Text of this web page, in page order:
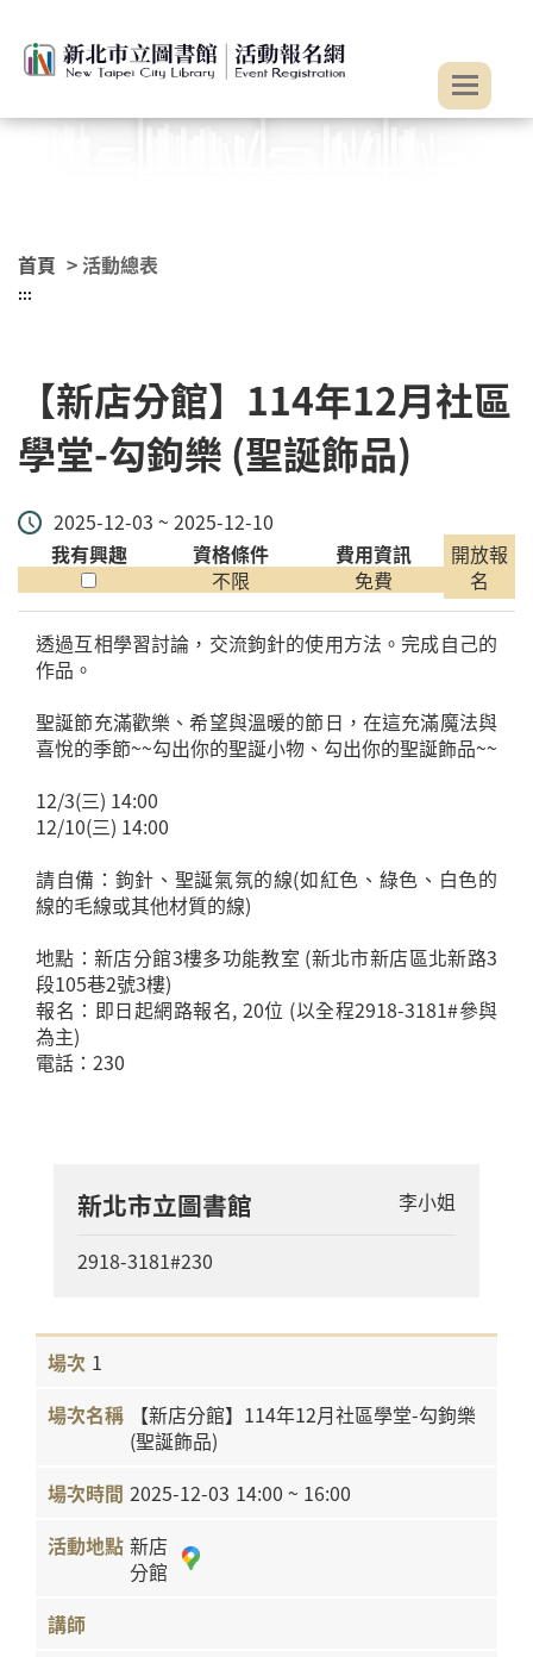
首頁 > 活動總表
:::
【新店分館】114年12月社區
學堂-勾鉤樂 (聖誕飾品)
2025-12-03 ~ 2025-12-10
我有興趣
資格條件
不限
費用資訊
免費
開放報
名
透過互相學習討論，交流鉤針的使用方法。完成自己的
作品。
聖誕節充滿歡樂、希望與溫暖的節日，在這充滿魔法與
喜悅的季節~~勾出你的聖誕小物、勾出你的聖誕飾品~~
12/3(三) 14:00
12/10(三) 14:00
請自備：鉤針、聖誕氣氛的線(如紅色、綠色、白色的
線的毛線或其他材質的線)
地點：新店分館3樓多功能教室 (新北市新店區北新路3
段105巷2號3樓)
報名：即日起網路報名, 20位 (以全程2918-3181#參與
為主)
電話：230
新北市立圖書館 李小姐
2918-3181#230
1
【新店分館】114年12月社區學堂-勾鉤樂
(聖誕飾品)
2025-12-03 14:00 ~ 16:00
新店
分館